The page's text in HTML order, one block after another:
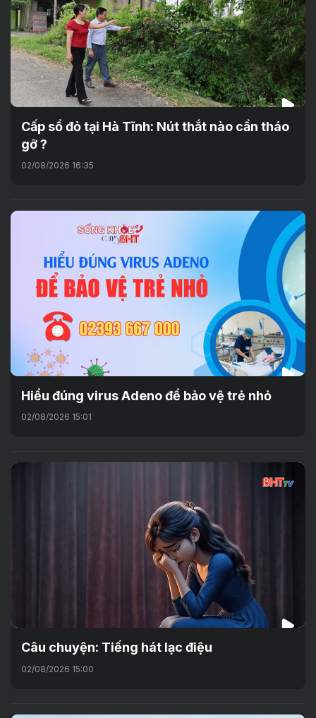
Cấp sổ đỏ tại Hà Tĩnh: Nút thắt nào cần tháo
gỡ ?
02/08/2026 16:35
Hiểu đúng virus Adeno để bảo vệ trẻ nhỏ
02/08/2026 15:01
Câu chuyện: Tiếng hát lạc điệu
02/08/2026 15:00